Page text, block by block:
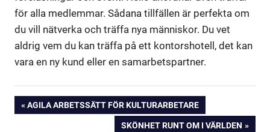
för alla medlemmar. Sådana tillfällen är perfekta om
du vill nätverka och träffa nya människor. Du vet
aldrig vem du kan träffa på ett kontorshotell, det kan
vara en ny kund eller en samarbetspartner.
Inläggsnavigering
PREVIOUS
AGILA ARBETSSÄTT FÖR KULTURARBETARE
NEXT
SKÖNHET RUNT OM I VÄRLDEN